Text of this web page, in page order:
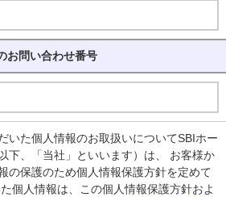
お問い合わせ番号
いた個人情報のお取扱いについてSBIホー
下、「当社」といいます）は、 お客様か
の保護のため個人情報保護方針を定めて
個人情報は、この個人情報保護方針およ